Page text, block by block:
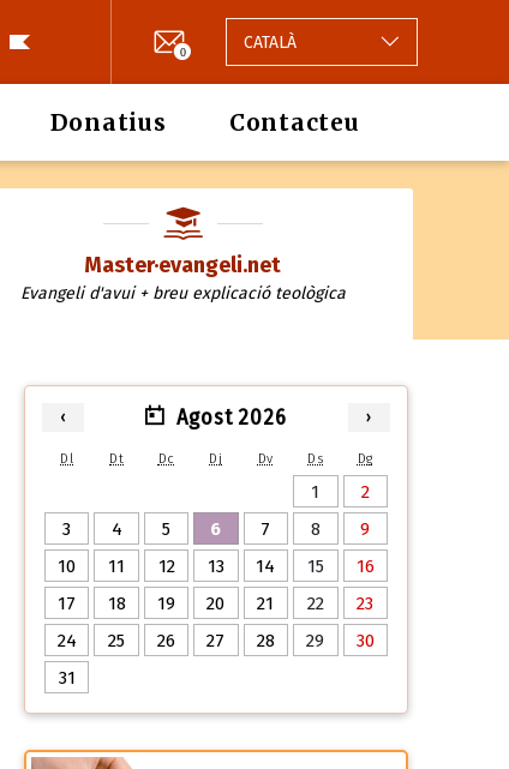
0 CATALÀ
Donatius Contacteu
Master·evangeli.net
Evangeli d'avui + breu explicació teològica
‹ Agost 2026 ›
Dl Dt Dc Dj Dv Ds Dg
1
2
3
4 5 6 7 8
9
10
11 12 13 14 15
16
17
18 19 20 21 22
23
24
25 26 27 28 29
30
31